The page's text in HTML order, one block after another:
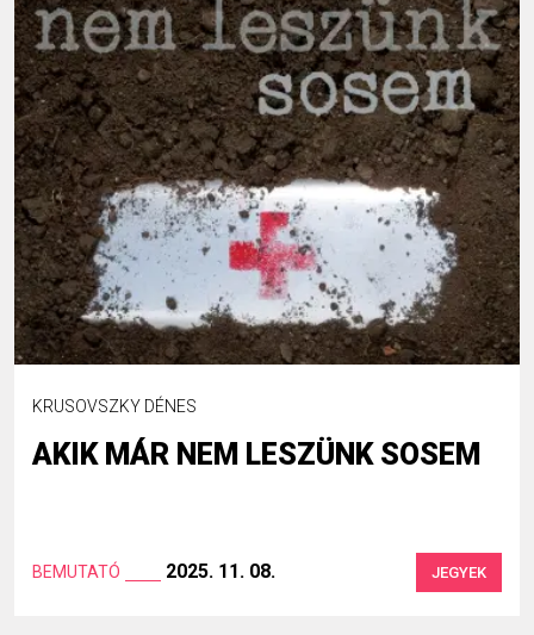
KRUSOVSZKY DÉNES
AKIK MÁR NEM LESZÜNK SOSEM
BEMUTATÓ 2025. 11. 08. JEGYEK